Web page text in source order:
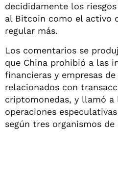
decididamente los
al Bitcoin como el activo
regular más.
Los comentarios se
que China prohibió a las
financieras y empresas
relacionados con
criptomonedas, y llamó a
operaciones
según tres organismos